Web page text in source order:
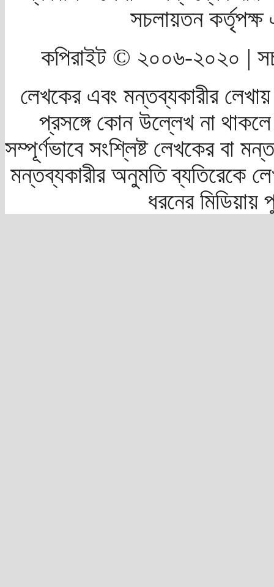
সচলায়তন
কপিরাইট © ২০০৬-২০২০ |
লেখকের এবং মন্তব্যকারীর
প্রসঙ্গে কোন উল্লেখ না
সম্পূর্ণভাবে সংশ্লিষ্ট লেখকের বা
মন্তব্যকারীর অনুমতি ব্যতিরেকে
ধরনের মিডিয়ায়